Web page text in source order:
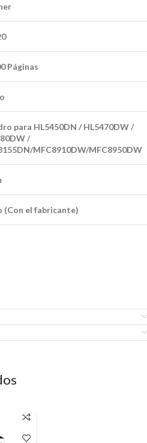
Páginas
para HL5450DN / HL5470DW /
/
MFC8910DW/MFC8950DW
(Con el fabricante)